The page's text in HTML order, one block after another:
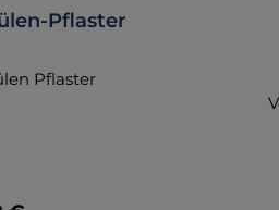
Pflaster
Pflaster